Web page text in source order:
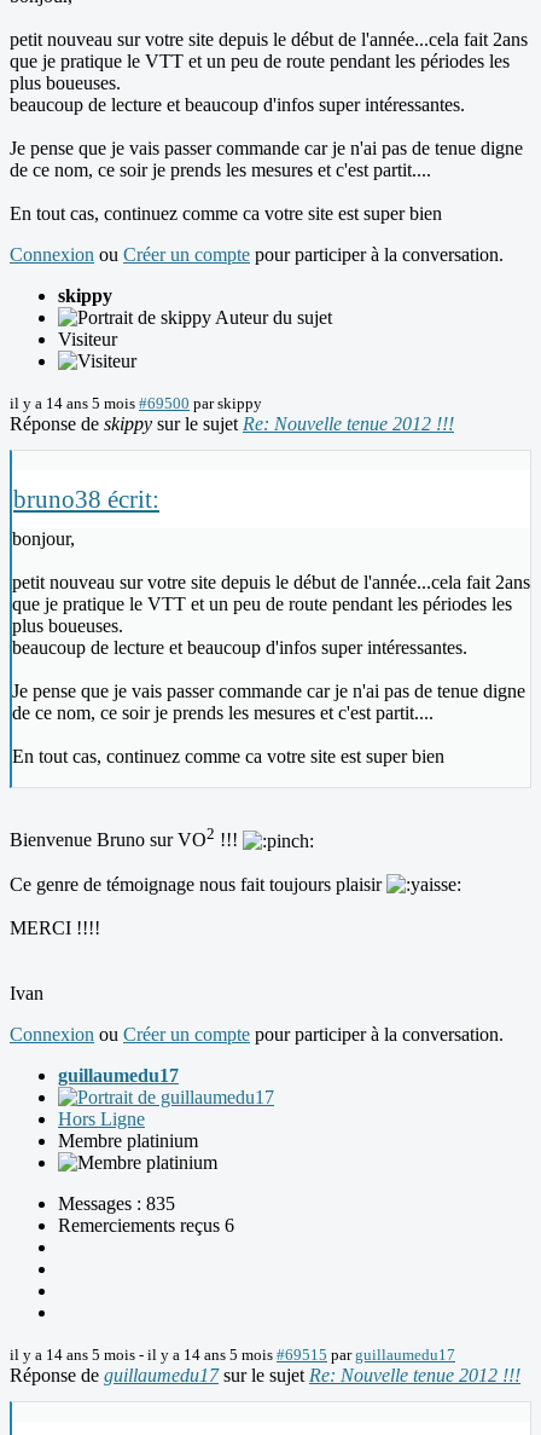
petit nouveau sur votre site depuis le début de l'année...cela fait 2ans
que je pratique le VTT et un peu de route pendant les périodes les
plus boueuses.
beaucoup de lecture et beaucoup d'infos super intéressantes.
Je pense que je vais passer commande car je n'ai pas de tenue digne
de ce nom, ce soir je prends les mesures et c'est partit....
En tout cas, continuez comme ca votre site est super bien
Connexion ou Créer un compte pour participer à la conversation.
skippy
Auteur du sujet
Visiteur
il y a 14 ans 5 mois #69500 parskippy
Réponse de skippy sur le sujet Re: Nouvelle tenue 2012 !!!
bruno38 écrit:
bonjour,
petit nouveau sur votre site depuis le début de l'année...cela fait 2ans
que je pratique le VTT et un peu de route pendant les périodes les
plus boueuses.
beaucoup de lecture et beaucoup d'infos super intéressantes.
Je pense que je vais passer commande car je n'ai pas de tenue digne
de ce nom, ce soir je prends les mesures et c'est partit....
En tout cas, continuez comme ca votre site est super bien
Bienvenue Bruno sur VO2 !!!
Ce genre de témoignage nous fait toujours plaisir
MERCI !!!!
Ivan
Connexion ou Créer un compte pour participer à la conversation.
guillaumedu17
Hors Ligne
Membre platinium
Messages : 835
Remerciements reçus 6
il y a 14 ans 5 mois - il y a 14 ans 5 mois #69515 parguillaumedu17
Réponse de guillaumedu17sur le sujet Re: Nouvelle tenue 2012 !!!